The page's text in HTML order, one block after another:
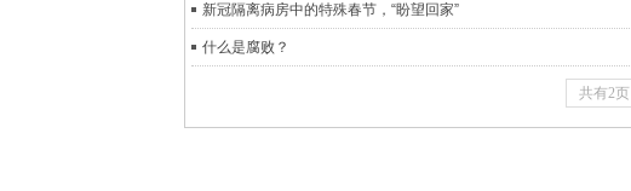
新冠隔离病房中的特殊春节，“盼望回家”
什么是腐败？
共有2页